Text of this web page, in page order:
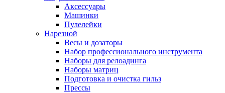
Аксессуары
Машинки
Пулелейки
Нарезной
Весы и дозаторы
Набор профессионального инструмента
Наборы для релоадинга
Наборы матриц
Подготовка и очистка гильз
Прессы